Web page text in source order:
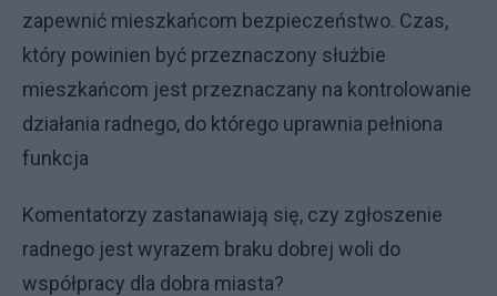
zapewnić mieszkańcom bezpieczeństwo. Czas,
który powinien być przeznaczony służbie
mieszkańcom jest przeznaczany na kontrolowanie
działania radnego, do którego uprawnia pełniona
funkcja
Komentatorzy zastanawiają się, czy zgłoszenie
radnego jest wyrazem braku dobrej woli do
współpracy dla dobra miasta?